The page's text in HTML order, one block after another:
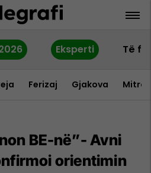
Eksperti Të
Ferizaj Gjakova
BE-në”- Avni
orientimin